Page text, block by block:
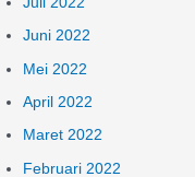
Juni 2022
Mei 2022
April 2022
Maret 2022
Februari 2022